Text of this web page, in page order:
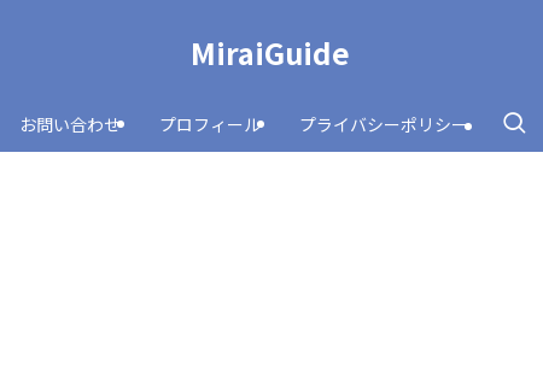
MiraiGuide
お問い合わせ プロフィール プライバシーポリシー